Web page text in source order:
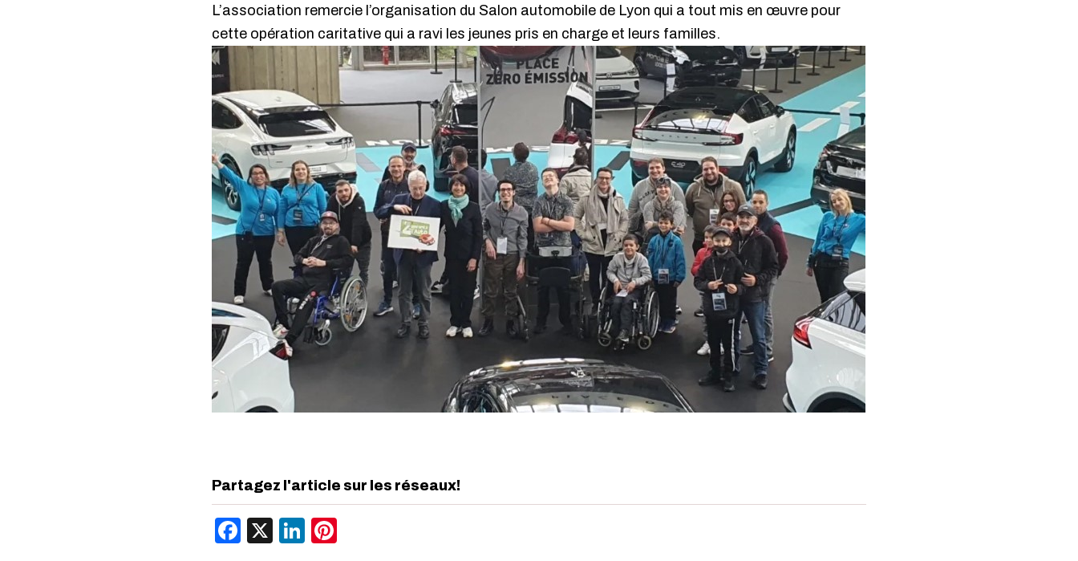
L’association remercie l’organisation du Salon automobile de Lyon qui a tout mis en œuvre pour
cette opération caritative qui a ravi les jeunes pris en charge et leurs familles.
Partagez l'article sur les réseaux!
Facebook
X LinkedIn